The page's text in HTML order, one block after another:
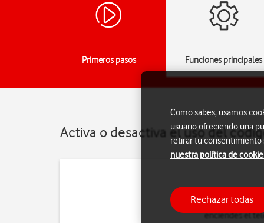
Primeros pasos Funciones principales
Activa o desactiva el uso del
El código de
Cuando el uso del
enciendes el
Como sabes, usamos
usuario ofreciendo una
retirar tu consentimiento
nuestra política de
Rechazar todas